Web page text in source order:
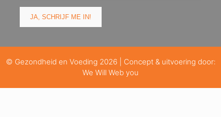
© Gezondheid en Voeding 2026 | Concept & uitvoering door:
We Will Web you